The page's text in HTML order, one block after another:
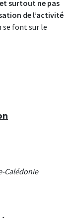
et surtout ne pas
de l’activité
font sur le
Calédonie